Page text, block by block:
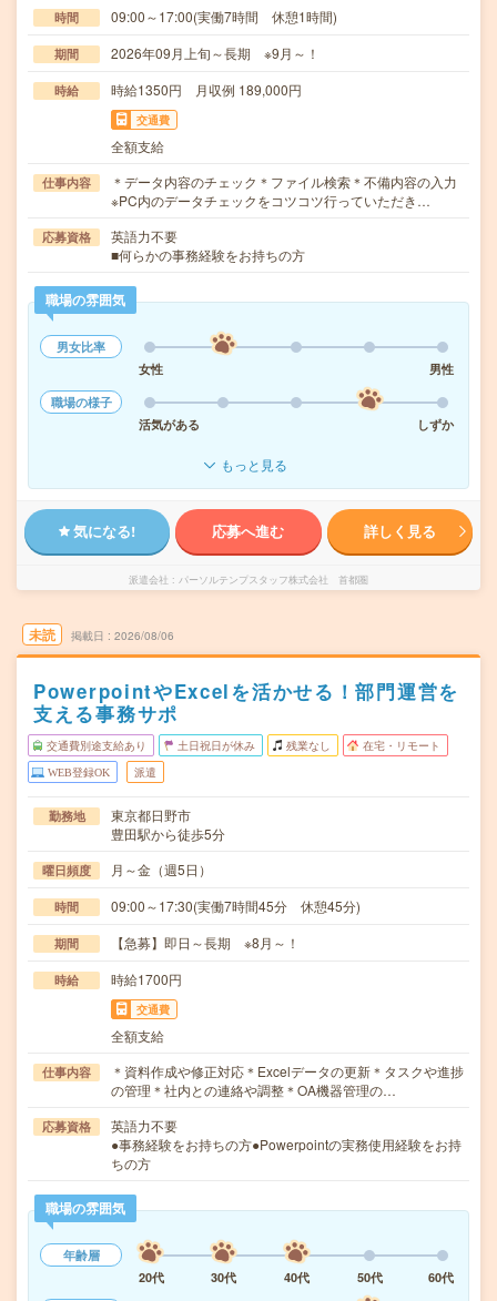
時間 09:00～17:00(実働7時間 休憩1時間)
期間 2026年09月上旬～長期 ※9月～！
時給 時給1350円 月収例 189,000円
交通費
全額支給
仕事内容
＊データ内容のチェック＊ファイル検索＊不備内容の入力
※PC内のデータチェックをコツコツ行っていただき…
応募資格
英語力不要
■何らかの事務経験をお持ちの方
職場の雰囲気
男女比率
女性
男性
職場の様子
活気がある
しずか
もっと見る
気になる! 応募へ進む 詳しく見る
派遣会社 パーソルテンプスタッフ株式会社 首都圏
未読 掲載日 2026/08/06
PowerpointやExcelを活かせる！部門運営を
支える事務サポ
交通費別途支給あり 土日祝日が休み 残業なし 在宅・リモート
WEB登録OK 派遣
勤務地
東京都日野市
豊田駅から徒歩5分
曜日頻度 月～金（週5日）
時間 09:00～17:30(実働7時間45分 休憩45分)
期間 【急募】即日～長期 ※8月～！
時給 時給1700円
交通費
全額支給
仕事内容
＊資料作成や修正対応＊Excelデータの更新＊タスクや進捗
の管理＊社内との連絡や調整＊OA機器管理の…
応募資格
英語力不要
●事務経験をお持ちの方●Powerpointの実務使用経験をお持
ちの方
職場の雰囲気
年齢層
20代
30代 40代 50代
60代